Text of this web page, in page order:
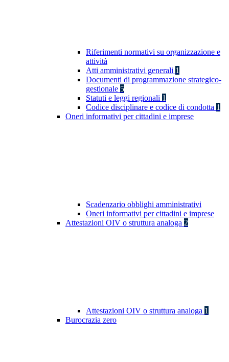
Riferimenti normativi su organizzazione e
attività
Atti amministrativi generali 1
Documenti di programmazione strategico-
gestionale 5
Statuti e leggi regionali 1
Codice disciplinare e codice di condotta 1
Oneri informativi per cittadini e imprese
Scadenzario obblighi amministrativi
Oneri informativi per cittadini e imprese
Attestazioni OIV o struttura analoga 2
Attestazioni OIV o struttura analoga 1
Burocrazia zero